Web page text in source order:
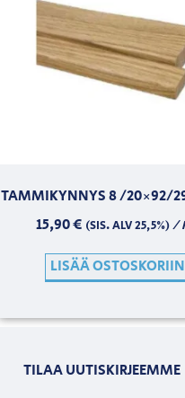
TAMMIKYNNYS 8 /20×92/
15,90€ (SIS. ALV 25,5%)/
LISÄÄ OSTOSKORIIN
TILAA UUTISKIRJEEMME